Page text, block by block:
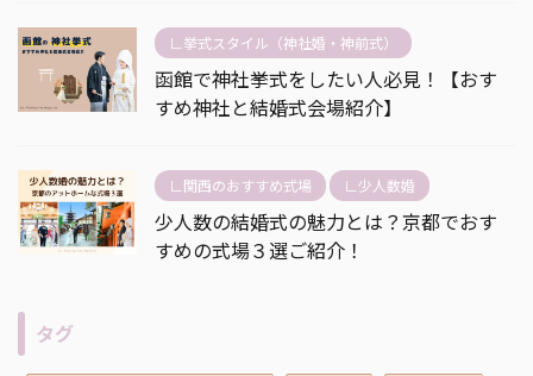
∟挙式スタイル（神社婚・神前式）
函館で神社挙式をしたい人必見！【おす
すめ神社と結婚式会場紹介】
∟関西のおすすめ式場 ∟少人数婚
少人数の結婚式の魅力とは？京都でおす
すめの式場３選ご紹介！
タグ